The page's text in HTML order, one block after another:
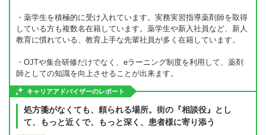
・薬学生を積極的に受け入れています。実務実習指導薬剤師を取得
している方も複数名在籍しています。薬学生や新入社員など、新人
教育に慣れている、教育上手な先輩社員が多く在籍しています。
・OJTや集合研修だけでなく、eラーニング制度を利用して、薬剤
師としての知識を向上させることが出来ます。
キャリアアドバイザーのレポート
処方箋がなくても、頼られる場所。街の『相談役』とし
て、もっと近くで、もっと深く、患者様に寄り添う